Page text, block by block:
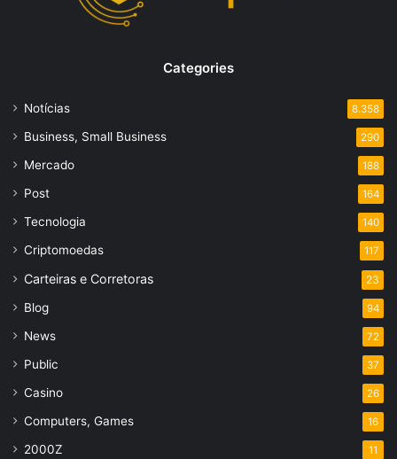
Categories
Notícias 8.358
Business, Small Business 290
Mercado 188
Post 164
Tecnologia 140
Criptomoedas 117
Carteiras e Corretoras 23
Blog 94
News 72
Public 37
Casino 26
Computers, Games 16
2000Z 11